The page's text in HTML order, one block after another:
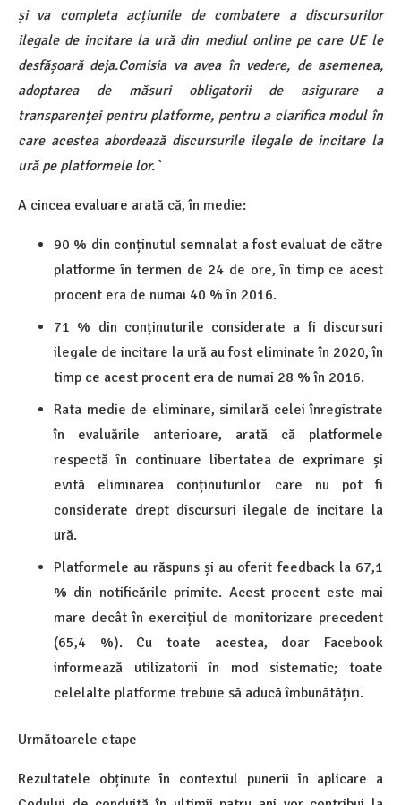
și va completa acțiunile de combatere a discursurilor
ilegale de incitare la ură din mediul online pe care UE le
desfășoară deja.Comisia va avea în vedere, de asemenea,
adoptarea de măsuri obligatorii de asigurare a
transparenței pentru platforme, pentru a clarifica modul în
care acestea abordează discursurile ilegale de incitare la
ură pe platformele lor.`
A cincea evaluare arată că, în medie:
90 % din conținutul semnalat a fost evaluat de către
platforme în termen de 24 de ore, în timp ce acest
procent era de numai 40 % în 2016.
71 % din conținuturile considerate a fi discursuri
ilegale de incitare la ură au fost eliminate în 2020, în
timp ce acest procent era de numai 28 % în 2016.
Rata medie de eliminare, similară celei înregistrate
în evaluările anterioare, arată că platformele
respectă în continuare libertatea de exprimare și
evită eliminarea conținuturilor care nu pot fi
considerate drept discursuri ilegale de incitare la
ură.
Platformele au răspuns și au oferit feedback la 67,1
% din notificările primite. Acest procent este mai
mare decât în exercițiul de monitorizare precedent
(65,4 %). Cu toate acestea, doar Facebook
informează utilizatorii în mod sistematic; toate
celelalte platforme trebuie să aducă îmbunătățiri.
Următoarele etape
Rezultatele obținute în contextul punerii în aplicare a